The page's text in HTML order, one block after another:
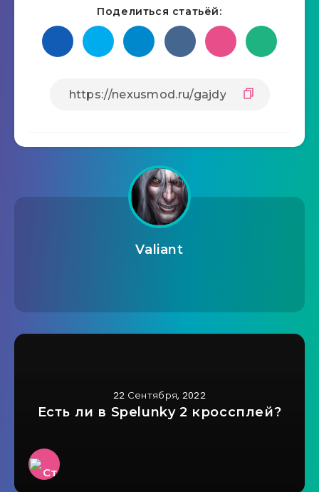
Поделиться статьёй:
Valiant
22 Сентября, 2022
Есть ли в Spelunky 2 кроссплей?